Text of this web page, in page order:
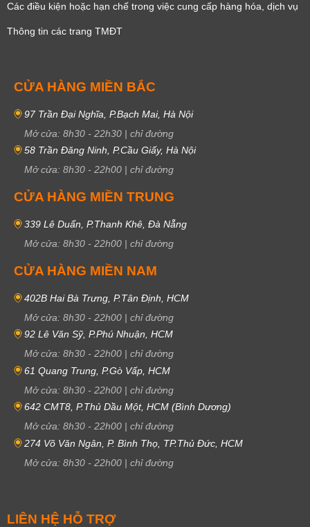
Các điều kiện hoặc hạn chế trong việc cung cấp hàng hóa, dịch vụ
Thông tin các trang TMĐT
CỬA HÀNG MIỀN BẮC
97 Trần Đại Nghĩa, P.Bạch Mai, Hà Nội
Mở cửa: 8h30 - 22h30 | chỉ đường
58 Trần Đăng Ninh, P.Cầu Giấy, Hà Nội
Mở cửa: 8h30 - 22h00 | chỉ đường
CỬA HÀNG MIỀN TRUNG
339 Lê Duẩn, P.Thanh Khê, Đà Nẵng
Mở cửa: 8h30 - 22h00 | chỉ đường
CỬA HÀNG MIỀN NAM
402B Hai Bà Trưng, P.Tân Định, HCM
Mở cửa: 8h30 - 22h00 | chỉ đường
92 Lê Văn Sỹ, P.Phú Nhuận, HCM
Mở cửa: 8h30 - 22h00 | chỉ đường
61 Quang Trung, P.Gò Vấp, HCM
Mở cửa: 8h30 - 22h00 | chỉ đường
642 CMT8, P.Thủ Dầu Một, HCM (Bình Dương)
Mở cửa: 8h30 - 22h00 | chỉ đường
274 Võ Văn Ngân, P. Bình Thọ, TP.Thủ Đức, HCM
Mở cửa: 8h30 - 22h00 | chỉ đường
LIÊN HỆ HỖ TRỢ